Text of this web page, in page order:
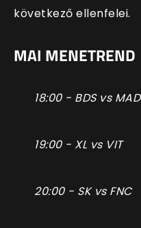
következő ellenfelei.
MAI MENETREND
18:00 - BDS vs MAD
19:00 - XL vs VIT
20:00 - SK vs FNC